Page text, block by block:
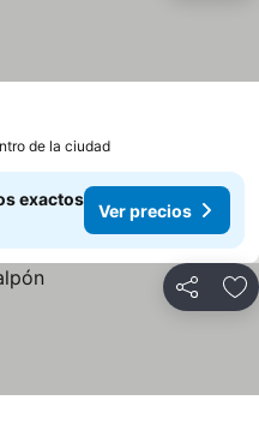
de la ciudad
exactos
Ver precios
Compartir